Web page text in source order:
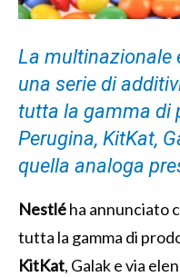
La multinazionale
una serie di
tutta la gamma di
Perugina, KitKat,
quella analoga
Nestléha annunciato
tutta la gamma di
KitKat, Galak e via